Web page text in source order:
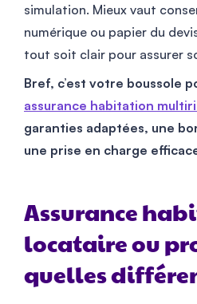
simulation. Mieux vaut
numérique ou papier du
tout soit clair pour assurer
Bref, c’est votre boussole
assurance habitation
garanties adaptées, une
une prise en charge
Assurance
locataire ou
quelles